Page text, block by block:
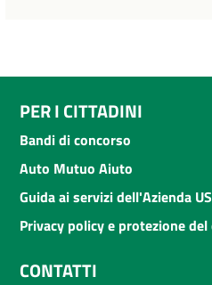
PER I CITTADINI
Bandi di concorso
Auto Mutuo Aiuto
Guida ai servizi dell'Azienda
Privacy policy e protezione
CONTATTI